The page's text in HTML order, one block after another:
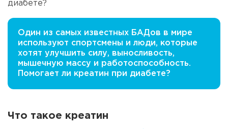
Один из самых известных БАДов в мире
используют спортсмены и люди, которые
хотят улучшить силу, выносливость,
мышечную массу и работоспособность.
Помогает ли креатин при диабете?
Что такое креатин